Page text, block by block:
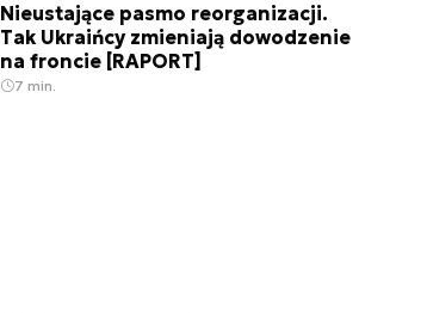
Nieustające pasmo reorganizacji.
Tak Ukraińcy zmieniają dowodzenie
na froncie [RAPORT]
7 min.